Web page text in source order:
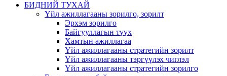
БИДНИЙ ТУХАЙ
Үйл ажиллагааны зорилго, зорилт
Эрхэм зорилго
Байгууллагын түүх
Хамтын ажиллагаа
Үйл ажиллагааны стратегийн зорилт
Үйл ажиллагааны тэргүүлэх чиглэл
Үйл ажиллагааны стратегийн зорилго